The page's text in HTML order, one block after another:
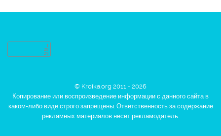
© Kroika.org 2011 - 2026
Копирование или воспроизведение информации с данного сайта в
каком-либо виде строго запрещены. Ответственность за содержание
рекламных материалов несет рекламодатель.